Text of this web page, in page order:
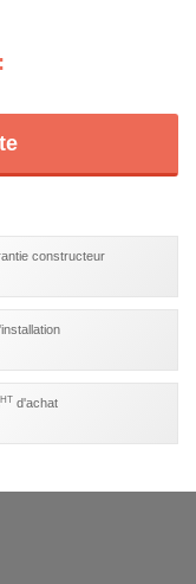
constructeur
HT d'achat